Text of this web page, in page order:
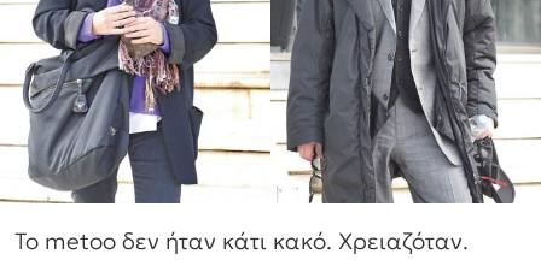
Το metoo δεν ήταν κάτι κακό. Χρειαζόταν.